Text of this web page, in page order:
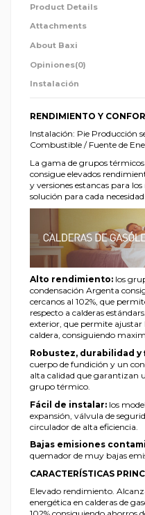
Product Details
Attachments
About Baxi
Opiniones(0)
Instalación
RENDIMIENTO Y
Instalación: Pie Producción
Combustible / Fuente de
La gama de grupos
consigue elevados
y versiones estancas para
solución para cada
Alto rendimiento: los
condensación Argenta
cercanos al 102%, que
respecto a calderas
exterior, que permite
caldera, consiguiendo
Robustez, durabilidad y
cuerpo de fundición y un
alta calidad que garantizan
grupo térmico.
Fácil de instalar: los
expansión, válvula de
circulador de alta eficiencia.
Bajas emisiones
quemador de muy bajas
CARACTERÍSTICAS
Elevado rendimiento.
energética en calderas de